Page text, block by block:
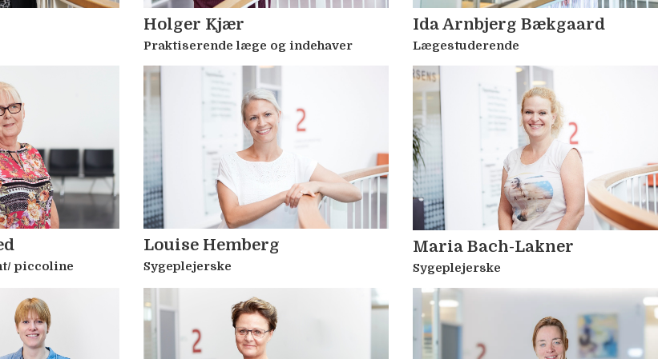
Holger Kjær
Praktiserende læge og indehaver
Ida Arnbjerg Bækgaard
Lægestuderende
piccoline
Louise Hemberg
Sygeplejerske
Maria Bach-Lakner
Sygeplejerske